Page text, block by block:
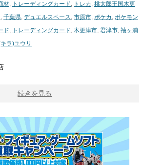
材, トレーディングカード, トレカ , 桃太郎王国木更
, 千葉県, デュエルスペース, 市原市, ポケカ , ポケモン
ド, トレーディングカード, 木更津市, 君津市, 袖ヶ浦
ラ)ユウリ
続きを見る